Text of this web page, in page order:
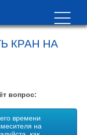
КРАН НА
вопрос:
времени
на